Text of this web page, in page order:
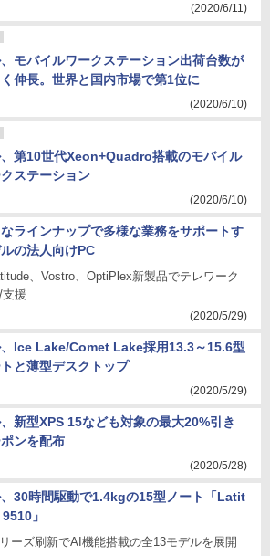
(2020/6/11)
モバイルワークステーション出荷台数が
伸長。世界と国内市場で第1位に
(2020/6/10)
第10世代Xeon+Quadro搭載のモバイル
ステーション
(2020/6/10)
ラインナップで多様な業務をサポートす
の法人向けPC
、Vostro、OptiPlex新製品でテレワーク
援
(2020/5/29)
Ice Lake/Comet Lake採用13.3～15.6型
トと薄型デスクトップ
(2020/5/29)
新型XPS 15なども対象の最大20%引き
ンを配布
(2020/5/28)
30時間駆動で1.4kgの15型ノート「Latit
」
ーズ刷新でAI機能搭載の全13モデルを展開